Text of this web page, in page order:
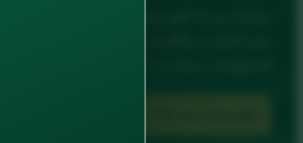
تحديد الجوانب والتأثيرات البيئية، إجراءات التحكم،
المسؤوليات، ومؤشرات الأداء التي تدعم الامتثال